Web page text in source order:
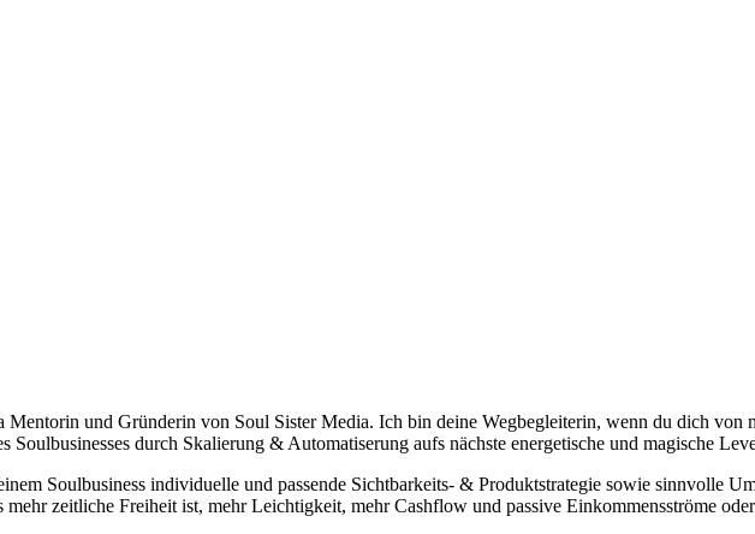
Mentorin und Gründerin von Soul Sister Media. Ich bin deine Wegbegleiterin, wenn du dich von
Soulbusinesses durch Skalierung & Automatiserung aufs nächste energetische und magische
Soulbusiness individuelle und passende Sichtbarkeits- & Produktstrategie sowie sinnvolle
zeitliche Freiheit ist, mehr Leichtigkeit, mehr Cashflow und passive Einkommensströme